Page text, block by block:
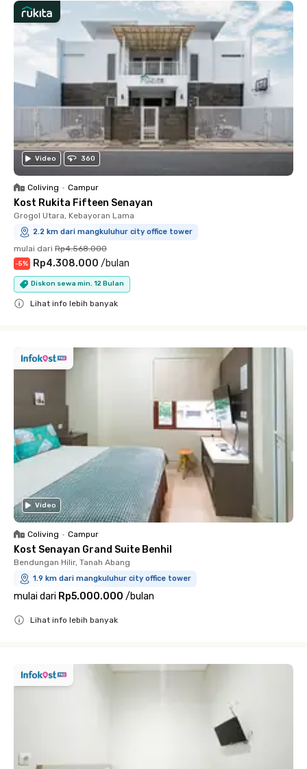
Video 360
Coliving • Campur
Kost Rukita Fifteen Senayan
Grogol Utara, Kebayoran Lama
2.2 km dari mangkuluhur city office tower
mulai dari Rp4.568.000
-5% Rp4.308.000 /bulan
Diskon sewa min. 12 Bulan
Lihat info lebih banyak
Video
Coliving • Campur
Kost Senayan Grand Suite Benhil
Bendungan Hilir, Tanah Abang
1.9 km dari mangkuluhur city office tower
mulai dari Rp5.000.000 /bulan
Lihat info lebih banyak